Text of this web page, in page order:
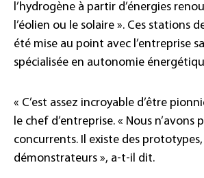
l’hydrogène à partir d’énergies
l’éolien ou le solaire ». Ces stations
été mise au point avec l’entreprise
spécialisée en autonomie
« C’est assez incroyable d’être
le chef d’entreprise. « Nous n’avons
concurrents. Il existe des
démonstrateurs », a-t-il dit.